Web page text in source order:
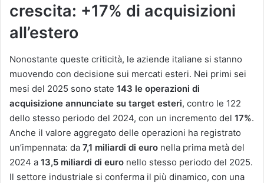
crescita: +17% di acquisizioni
all’estero
Nonostante queste criticità, le aziende italiane si stanno
muovendo con decisione sui mercati esteri. Nei primi sei
mesi del 2025 sono state 143 le operazioni di
acquisizione annunciate su target esteri, contro le 122
dello stesso periodo del 2024, con un incremento del 17%.
Anche il valore aggregato delle operazioni ha registrato
un’impennata: da 7,1 miliardi di euro nella prima metà del
2024 a 13,5 miliardi di euro nello stesso periodo del 2025.
Il settore industriale si conferma il più dinamico, con una